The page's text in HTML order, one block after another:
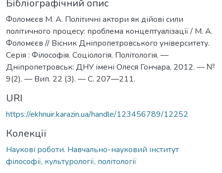
Бібліографічний опис
Фоломєєв М. А. Політичні актори як дійові сили
політичного процесу: проблема концептуалізації / М. А.
Фоломєєв // Вісник Дніпропетровського університету.
Серія : Філософія. Соціологія. Політологія. —
Дніпропетровськ: ДНУ імені Олеся Гончара, 2012. — №
9(2). — Вип. 22 (3). — С. 207—211.
URI
https://ekhnuir.karazin.ua/handle/123456789/12252
Колекції
Наукові роботи. Навчально-науковий інститут
філософії, культурології, політології